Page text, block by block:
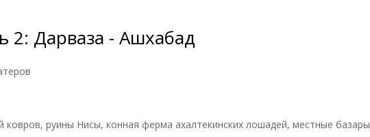
2: Дарваза - Ашхабад
ковров, руины Нисы, конная ферма ахалтекинских лошадей, местные базары